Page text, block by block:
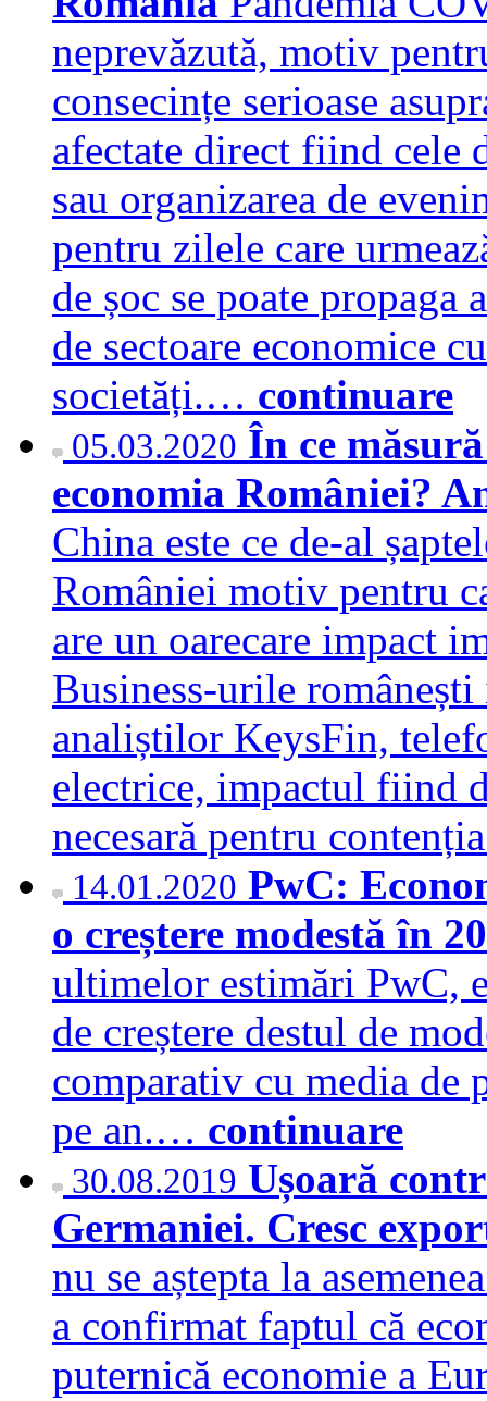
neprevăzută, motiv
consecințe serioase
afectate direct fiind cele
sau organizarea de
pentru zilele care
de șoc se poate propaga
de sectoare economice
societăți.… continuare
05.03.2020 În ce
economia României?
China este ce de-al
României motiv pentru
are un oarecare impact
Business-urile
analiștilor KeysFin,
electrice, impactul fiind
necesară pentru
14.01.2020 PwC:
o creștere modestă în
ultimelor estimări PwC,
de creștere destul de
comparativ cu media de
pe an.… continuare
30.08.2019 Ușoară
Germaniei. Cresc
nu se aștepta la
a confirmat faptul că
puternică economie a